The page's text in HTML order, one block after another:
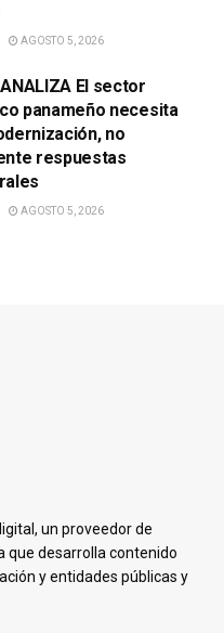
AGOSTO 5, 2026
El sector
panameño necesita
no
respuestas
AGOSTO 5, 2026
un proveedor de
desarrolla contenido
y entidades públicas y